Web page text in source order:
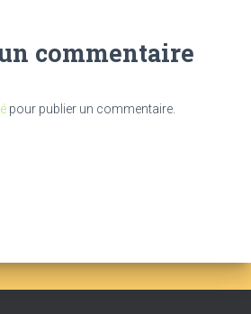
commentaire
pour publier un commentaire.